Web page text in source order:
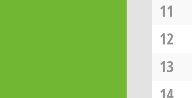
11
12
13